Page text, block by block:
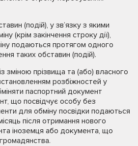
(подій), у зв’язку з якими
(крім закінчення строку дії),
подаються протягом одного
таких обставин (подій).
зміною прізвища та (або) власного
розбіжностей у
паспортний документ
що посвідчує особу без
для обміну посвідки подаються
після отримання нового
іноземця або документа, що